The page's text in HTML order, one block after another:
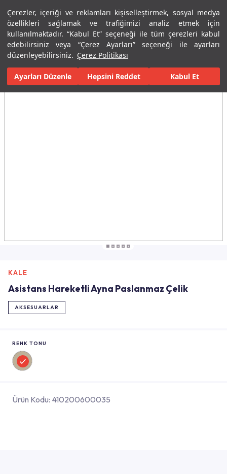
Çerezler, içeriği ve reklamları kişiselleştirmek, sosyal medya
özellikleri sağlamak ve trafiğimizi analiz etmek için
kullanılmaktadır. “Kabul Et” seçeneği ile tüm çerezleri kabul
edebilirsiniz veya “Çerez Ayarları” seçeneği ile ayarları
düzenleyebilirsiniz. Çerez Politikası
Ayarları Düzenle Hepsini Reddet Kabul Et
Menü Menü
Ana Sayfa Banyolar Özel İhtiyaç Ürünleri Aksesuarlar
Tüm Görseller(5)
KALE
Asistans Hareketli Ayna Paslanmaz Çelik
AKSESUARLAR
RENK TONU
Ürün Kodu: 410200600035